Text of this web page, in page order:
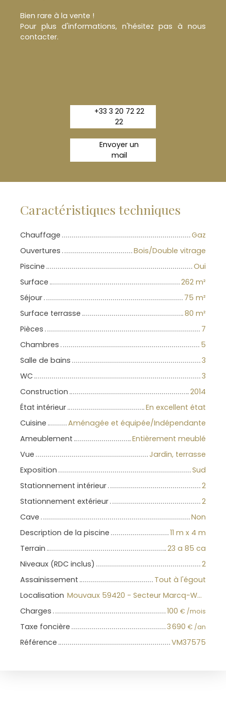
Bien rare à la vente !
Pour plus d'informations, n'hésitez pas à nous
contacter.
+33 3 20 72 22
22
Envoyer un
mail
Caractéristiques techniques
Chauffage
Gaz
Ouvertures
Bois/Double vitrage
Piscine
Oui
Surface
262 m²
Séjour
75 m²
Surface terrasse
80 m²
Pièces
7
Chambres
5
Salle de bains
3
WC
3
Construction
2014
État intérieur
En excellent état
Cuisine
Aménagée et équipée/Indépendante
Ameublement
Entièrement meublé
Vue
Jardin, terrasse
Exposition
Sud
Stationnement intérieur
2
Stationnement extérieur
2
Cave
Non
Description de la piscine
11 m x 4 m
Terrain
23 a 85 ca
Niveaux (RDC inclus)
2
Assainissement
Tout à l'égout
Localisation
Mouvaux 59420 - Secteur Marcq-Wasquehal-Mouvaux
Charges
100 € /mois
Taxe foncière 3 690 € /an
Référence VM37575